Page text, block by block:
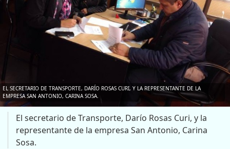
EL SECRETARIO DE TRANSPORTE, DARÍO ROSAS CURI, Y LA REPRESENTANTE DE LA
EMPRESA SAN ANTONIO, CARINA SOSA.
El secretario de Transporte, Darío Rosas Curi, y la
representante de la empresa San Antonio, Carina
Sosa.